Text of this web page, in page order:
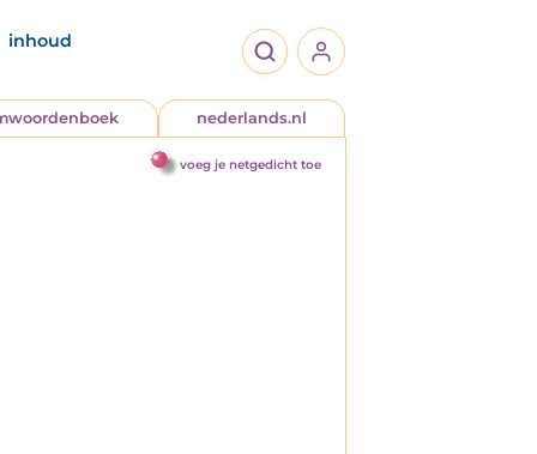
inhoud
nederlands.nl
voeg je netgedicht toe